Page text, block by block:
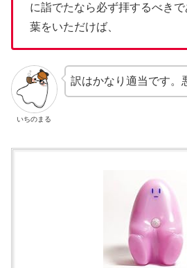
に詣でたなら必ず拝するべき
葉をいただけば、
いちのまる
訳はかなり適当です。